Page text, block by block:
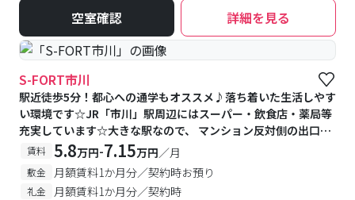
空室確認 詳細を見る
S-FORT市川
駅近徒歩5分！都心への通学もオススメ♪落ち着いた生活しやす
い環境です☆JR「市川」駅周辺にはスーパー・飲食店・薬局等
充実しています☆大きな駅なので、 マンション反対側の出口に
は図書館、行政サービスセンターもあり、生活しやすい環境で
賃料 5.8万円-7.15万円／月
敷金 月額賃料1か月分／契約時お預り
礼金
月額賃料1か月分／契約時